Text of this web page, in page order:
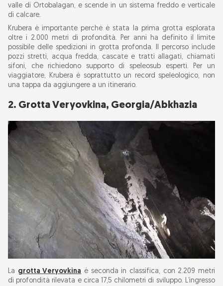
17. Sistema Lukina-Trojama, Croazia
18. Egma Sinkhole, Turchia
19. Gouffre de la Pierre Saint-Martin,
Francia/Spagna
20. Grotta Kuzgun, Turchia
Profondità o volume: il punto di vista della
grotta Son Doong
valle di Ortobalagan, e scende in un sistema freddo e verticale
di calcare.
Krubera è importante perché è stata la prima grotta esplorata
oltre i 2.000 metri di profondità. Per anni ha definito il limite
possibile delle spedizioni in grotta profonda. Il percorso include
pozzi stretti, acqua fredda, cascate e tratti allagati, chiamati
sifoni, che richiedono supporto di speleosub esperti. Per un
viaggiatore, Krubera è soprattutto un record speleologico, non
una tappa da aggiungere a un itinerario.
2. Grotta Veryovkina, Georgia/Abkhazia
La grotta Veryovkina è seconda in classifica, con 2.209 metri
di profondità rilevata e circa 17,5 chilometri di sviluppo. L’ingresso